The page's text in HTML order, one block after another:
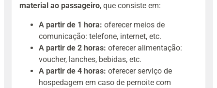
material ao passageiro, que consiste em:
A partir de 1 hora: oferecer meios de
comunicação: telefone, internet, etc.
A partir de 2 horas: oferecer alimentação:
voucher, lanches, bebidas, etc.
A partir de 4 horas: oferecer serviço de
hospedagem em caso de pernoite com